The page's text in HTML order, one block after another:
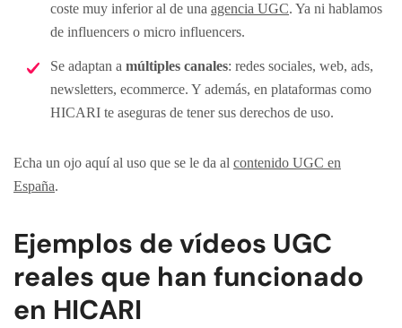
coste muy inferior al de una agencia UGC. Ya ni hablamos
de influencers o micro influencers.
Se adaptan a múltiples canales: redes sociales, web, ads,
newsletters, ecommerce. Y además, en plataformas como
HICARI te aseguras de tener sus derechos de uso.
Echa un ojo aquí al uso que se le da al contenido UGC en
España.
Ejemplos de vídeos UGC
reales que han funcionado
en HICARI